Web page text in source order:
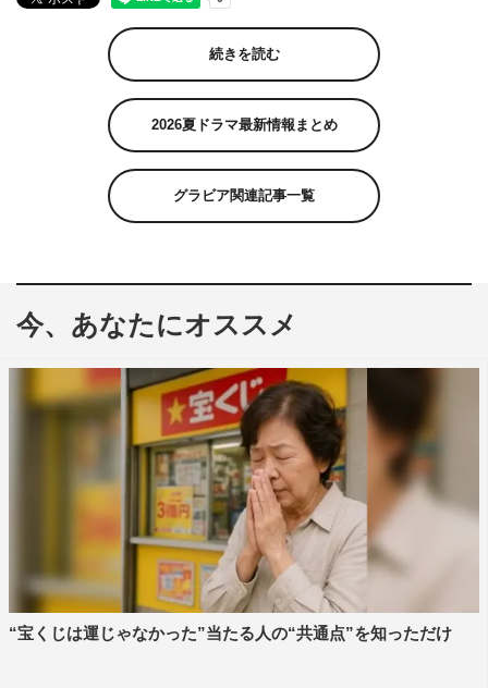
続きを読む
2026夏ドラマ最新情報まとめ
グラビア関連記事一覧
今、あなたにオススメ
“宝くじは運じゃなかった”当たる人の“共通点”を知っただけ